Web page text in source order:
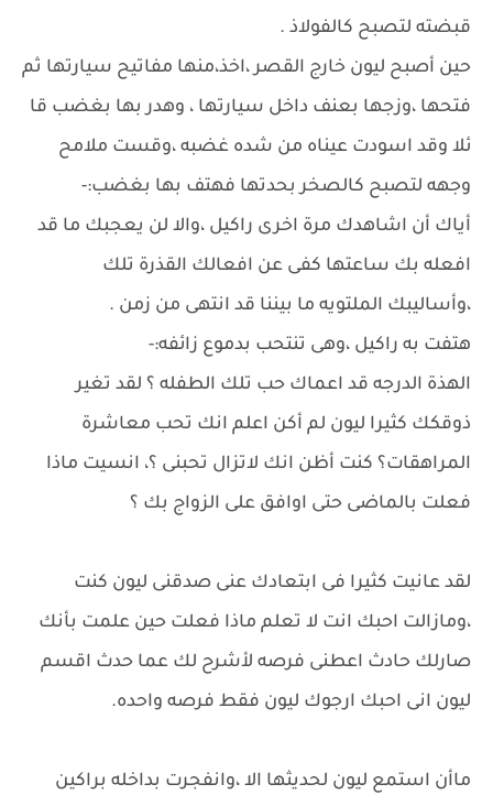
قبضته لتصبح كالفولاذ .
حين أصبح ليون خارج القصر ،اخذ،منها مفاتيح سيارتها ثم
فتحها ،وزجها بعنف داخل سيارتها ، وهدر بها بغضب قا
ئلا وقد اسودت عيناه من شده غضبه ،وقست ملامح
وجهه لتصبح كالصخر بحدتها فهتف بها بغضب:-
أياك أن اشاهدك مرة اخرى راكيل ،والا لن يعجبك ما قد
افعله بك ساعتها كفى عن افعالك القذرة تلك
،وأساليبك الملتويه ما بيننا قد انتهى من زمن .
هتفت به راكيل ،وهى تنتحب بدموع زائفه:-
الهذة الدرجه قد اعماك حب تلك الطفله ؟ لقد تغير
ذوقكك كثيرا ليون لم أكن اعلم انك تحب معاشرة
المراهقات؟ كنت أظن انك لاتزال تحبنى ؟، انسيت ماذا
فعلت بالماضى حتى اوافق على الزواج بك ؟
لقد عانيت كثيرا فى ابتعادك عنى صدقنى ليون كنت
،ومازالت احبك انت لا تعلم ماذا فعلت حين علمت بأنك
صارلك حادث اعطنى فرصه لأشرح لك عما حدث اقسم
ليون انى احبك ارجوك ليون فقط فرصه واحده.
ماأن استمع ليون لحديثها الا ،وانفجرت بداخله براكين